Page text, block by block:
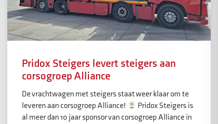
Pridox Steigers levert steigers aan
corsogroep Alliance
De vrachtwagen met steigers staat weer klaar om te
leveren aan corsogroep Alliance!
Pridox Steigers is
al meer dan 10 jaar sponsor van corsogroep Alliance in